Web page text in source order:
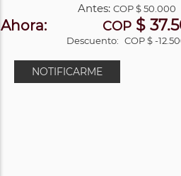
Antes: COP$ 50.000
Ahora: COP $
Descuento: COP $ -
NOTIFICARME